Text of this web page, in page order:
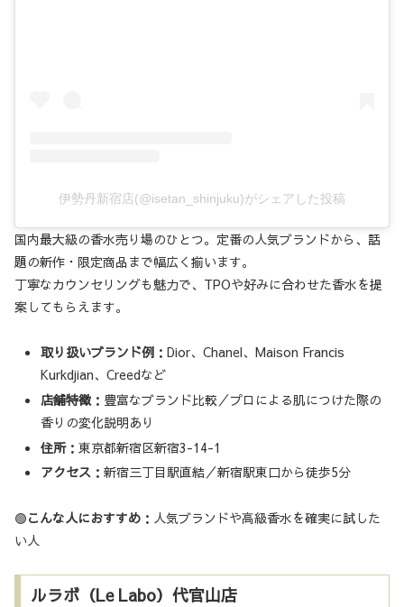
伊勢丹新宿店(@isetan_shinjuku)がシェアした投稿
国内最大級の香水売り場のひとつ。定番の人気ブランドから、話
題の新作・限定商品まで幅広く揃います。
丁寧なカウンセリングも魅力で、TPOや好みに合わせた香水を提
案してもらえます。
取り扱いブランド例：Dior、Chanel、Maison Francis
Kurkdjian、Creedなど
店舗特徴：豊富なブランド比較／プロによる肌につけた際の
香りの変化説明あり
住所：東京都新宿区新宿3-14-1
アクセス：新宿三丁目駅直結／新宿駅東口から徒歩5分
🟢こんな人におすすめ ：人気ブランドや高級香水を確実に試した
い人
ルラボ（Le Labo）代官山店